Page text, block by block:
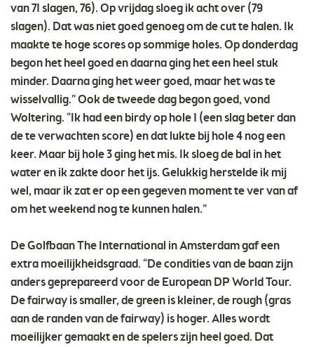
van 71 slagen, 76). Op vrijdag sloeg ik acht over (79
slagen). Dat was niet goed genoeg om de cut te halen. Ik
maakte te hoge scores op sommige holes. Op donderdag
begon het heel goed en daarna ging het een heel stuk
minder. Daarna ging het weer goed, maar het was te
wisselvallig.” Ook de tweede dag begon goed, vond
Woltering. “Ik had een birdy op hole 1 (een slag beter dan
de te verwachten score) en dat lukte bij hole 4 nog een
keer. Maar bij hole 3 ging het mis. Ik sloeg de bal in het
water en ik zakte door het ijs. Gelukkig herstelde ik mij
wel, maar ik zat er op een gegeven moment te ver van af
om het weekend nog te kunnen halen.”
De Golfbaan The International in Amsterdam gaf een
extra moeilijkheidsgraad. “De condities van de baan zijn
anders geprepareerd voor de European DP World Tour.
De fairway is smaller, de green is kleiner, de rough (gras
aan de randen van de fairway) is hoger. Alles wordt
moeilijker gemaakt en de spelers zijn heel goed. Dat